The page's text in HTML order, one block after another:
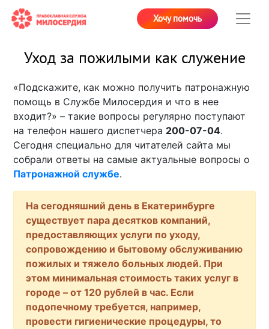
Хочу помочь
Уход за пожилыми как служение
«Подскажите, как можно получить патронажную
помощь в Службе Милосердия и что в нее
входит?» – такие вопросы регулярно поступают
на телефон нашего диспетчера 200-07-04.
Сегодня специально для читателей сайта мы
собрали ответы на самые актуальные вопросы о
Патронажной службе.
На сегодняшний день в Екатеринбурге
существует пара десятков компаний,
предоставляющих услуги по уходу,
сопровождению и бытовому обслуживанию
пожилых и тяжело больных людей. При
этом минимальная стоимость таких услуг в
городе – от 120 рублей в час. Если
подопечному требуется, например,
провести гигиенические процедуры, то